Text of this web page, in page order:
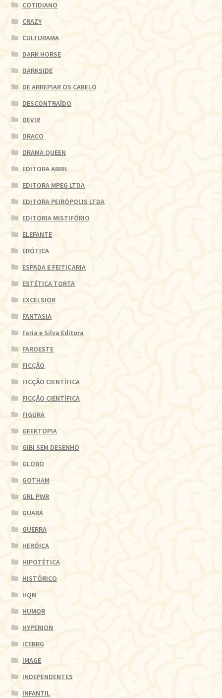
COTIDIANO
CRAZY
CULTURAMA
DARK HORSE
DARKSIDE
DE ARREPIAR OS CABELO
DESCONTRAÍDO
DEVIR
DRACO
DRAMA QUEEN
EDITORA ABRIL
EDITORA MPEG LTDA
EDITORA PEIRÓPOLIS LTDA
EDITORIA MISTIFÓRIO
ELEFANTE
ERÓTICA
ESPADA E FEITIÇARIA
ESTÉTICA TORTA
EXCELSIOR
FANTASIA
Faria e Silva Editora
FAROESTE
FICÇÃO
FICÇÃO CIENTÍFICA
FICÇÃO CIENTÍFICA
FIGURA
GEEKTOPIA
GIBI SEM DESENHO
GLOBO
GOTHAM
GRL PWR
GUARÁ
GUERRA
HERÓICA
HIPOTÉTICA
HISTÓRICO
HQM
HUMOR
HYPERION
ICEBRG
IMAGE
INDEPENDENTES
INFANTIL